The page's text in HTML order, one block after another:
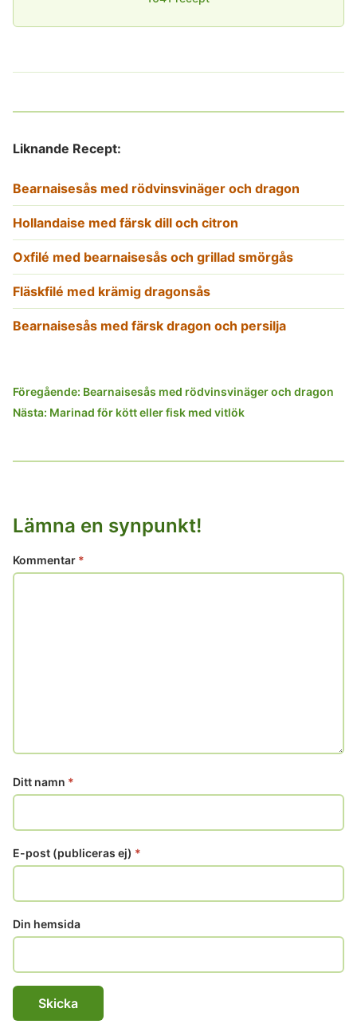
Liknande Recept:
Bearnaisesås med rödvinsvinäger och dragon
Hollandaise med färsk dill och citron
Oxfilé med bearnaisesås och grillad smörgås
Fläskfilé med krämig dragonsås
Bearnaisesås med färsk dragon och persilja
Inläggsnavigering
Föregående: Bearnaisesås med rödvinsvinäger och dragon
Nästa: Marinad för kött eller fisk med vitlök
Lämna en synpunkt!
Kommentar *
Ditt namn *
E-post (publiceras ej) *
Din hemsida